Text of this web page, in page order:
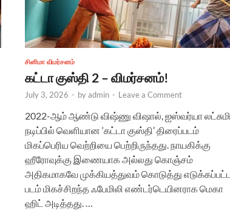
சினிமா விமர்சனம்
கட்டா குஸ்தி 2 – விமர்சனம்!
July 3, 2026 - byadmin - Leave a Comment
2022-ஆம் ஆண்டு விஷ்ணு விஷால், ஐஸ்வர்யா லட்சுமி
நடிப்பில் வெளியான ‘கட்டா குஸ்தி’ திரைப்படம்
மிகப்பெரிய வெற்றியை பெற்றிருந்தது. நாயகிக்கு
ஹீரோவுக்கு இணையாக அல்லது கொஞ்சம்
அதிகமாகவே முக்கியத்துவம் கொடுத்து எடுக்கப்பட்ட
படம் மிகச்சிறந்த ஃபேமிலி எண்டர்டெயினராக மெகா
ஹிட் அடித்தது. …